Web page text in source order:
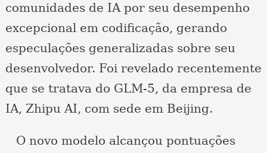
comunidades de IA por seu desempenho
excepcional em codificação, gerando
especulações generalizadas sobre seu
desenvolvedor. Foi revelado recentemente
que se tratava do GLM-5, da empresa de
IA, Zhipu AI, com sede em Beijing.
O novo modelo alcançou pontuações